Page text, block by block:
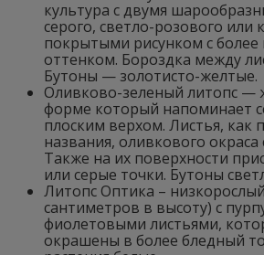
культура с двумя
серого, светло-розового или
покрытыми рисунком с
оттенком. Бороздка между
Бутоны — золотисто-желтые.
Оливково-зеленый литопс —
форме который напоминает
плоским верхом. Листья, как
названия, оливкового
Также на их поверхности
или серые точки. Бутоны
Литопс Оптика –
сантиметров в высоту) с
фиолетовыми листьями,
окрашены в более бледный